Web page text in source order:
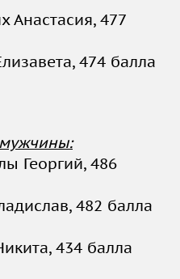
Анастасия, 477
474 балла
мужчины:
Георгий, 486
482 балла
434 балла